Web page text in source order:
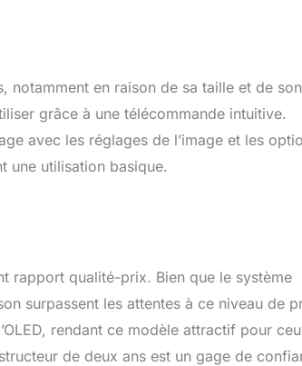
notamment en raison de sa taille et de son
grâce à une télécommande intuitive.
avec les réglages de l’image et les
une utilisation basique.
rapport qualité-prix. Bien que le système
surpassent les attentes à ce niveau de
rendant ce modèle attractif pour
de deux ans est un gage de